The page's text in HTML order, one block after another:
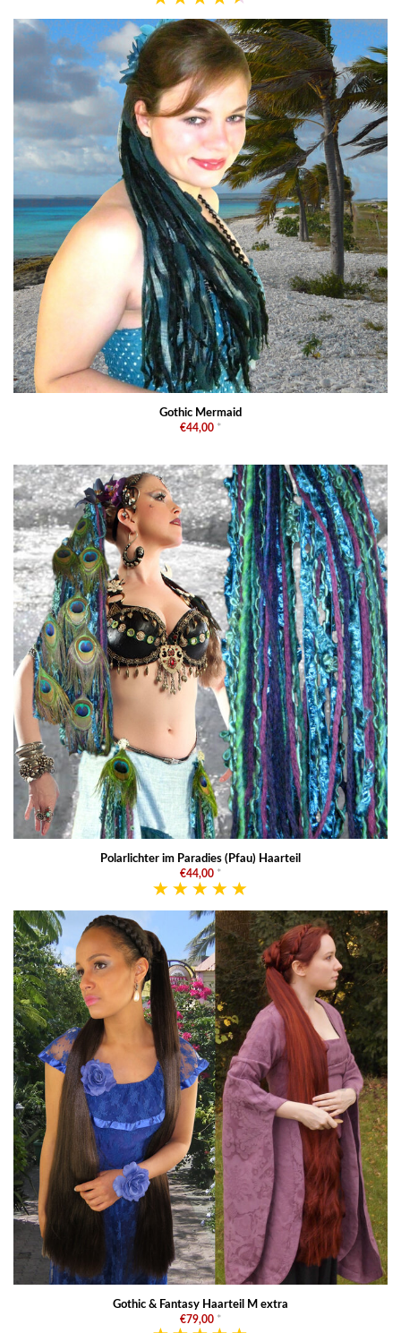
Gothic Mermaid
€44,00 *
Polarlichter im Paradies (Pfau) Haarteil
€44,00 *
Gothic & Fantasy Haarteil M extra
€79,00 *